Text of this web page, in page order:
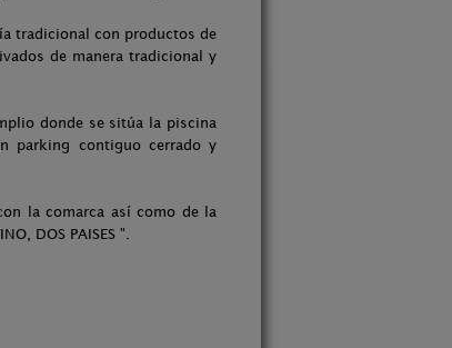
tradicional con productos de
de manera tradicional y
donde se sitúa la piscina
parking contiguo cerrado y
la comarca así como de la
DOS PAISES ".